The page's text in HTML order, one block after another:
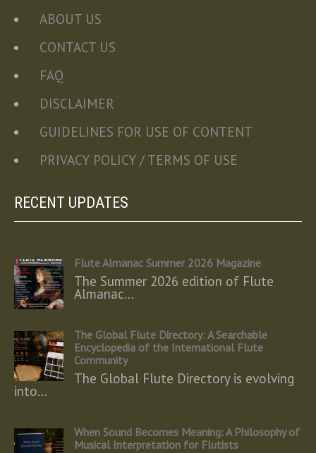
ABOUT US
CONTACT US
FAQ
DISCLAIMER
GUIDELINES FOR USE OF CONTENT
PRIVACY POLICY / TERMS OF USE
RECENT UPDATES
Flute Almanac Summer 2026 Magazine
The Summer 2026 edition of Flute
Almanac…
The Global Flute Directory: A Searchable
Encyclopedia of the International Flute
Community
The Global Flute Directory is evolving
into…
When Sound Becomes Meaning: A Philosophy of
Musical Interpretation for Flutists